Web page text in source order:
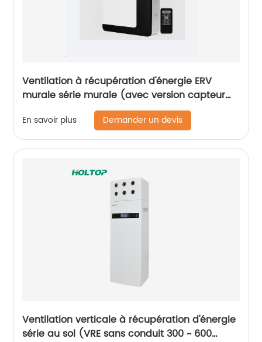
Ventilation à récupération d'énergie ERV
murale série murale (avec version capteur
En savoir plus Demander un devis
Ventilation verticale à récupération d'énergie
série au sol (VRE sans conduit 300 ~ 600